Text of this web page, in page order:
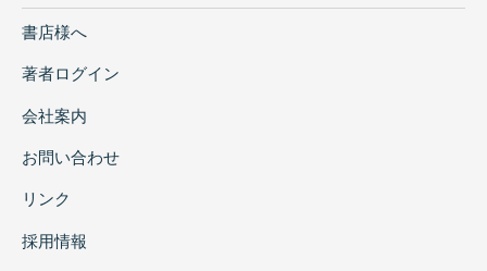
書店様へ
著者ログイン
会社案内
お問い合わせ
リンク
採用情報